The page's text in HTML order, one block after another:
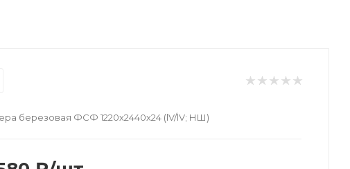
березовая ФСФ 1220х2440х24 (lV/lV; НШ)